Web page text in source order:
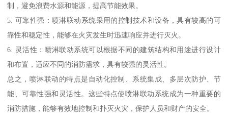
制，避免浪费水源和能源，提高节能效果。
5. 可靠性强：喷淋联动系统采用的控制技术和设备，具有较高的可
靠性和稳定性，能够在火灾发生时迅速响应并进行灭火。
6. 灵活性：喷淋联动系统可以根据不同的建筑结构和用途进行设计
和布置，适应不同的消防需求，具有较强的灵活性。
总之，喷淋联动的特点是自动化控制、系统集成、多层次防护、节
能、可靠性强和灵活性。这些特点使喷淋联动系统成为一种重要的
消防措施，能够有效地控制和扑灭火灾，保护人员和财产的安全。